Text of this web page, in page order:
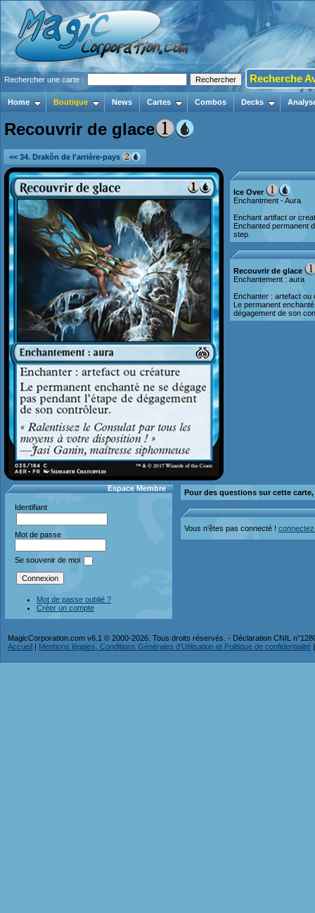
Rechercher une carte : Recherche
Home Boutique News Cartes Combos Decks
Recouvrir de glace
<< 34. Drakôn de l'arrière-pays
Ice Over
Enchantment - Aura
Enchant artifact or
Enchanted permanent
step.
Recouvrir de glace
Enchantement : aura
Enchanter : artefact ou
Le permanent
dégagement de son
Espace Membre
Identifiant
Mot de passe
Se souvenir de moi
Mot de passe oublié ?
Créer un compte
Pour des questions sur cette
Vous n'êtes pas connecté !
MagicCorporation.com v6.1 © 2000-2026. Tous droits réservés. - Déclaration CNIL
Accueil | Mentions légales, Conditions Générales d'Utilisation et Politique de confidentialité